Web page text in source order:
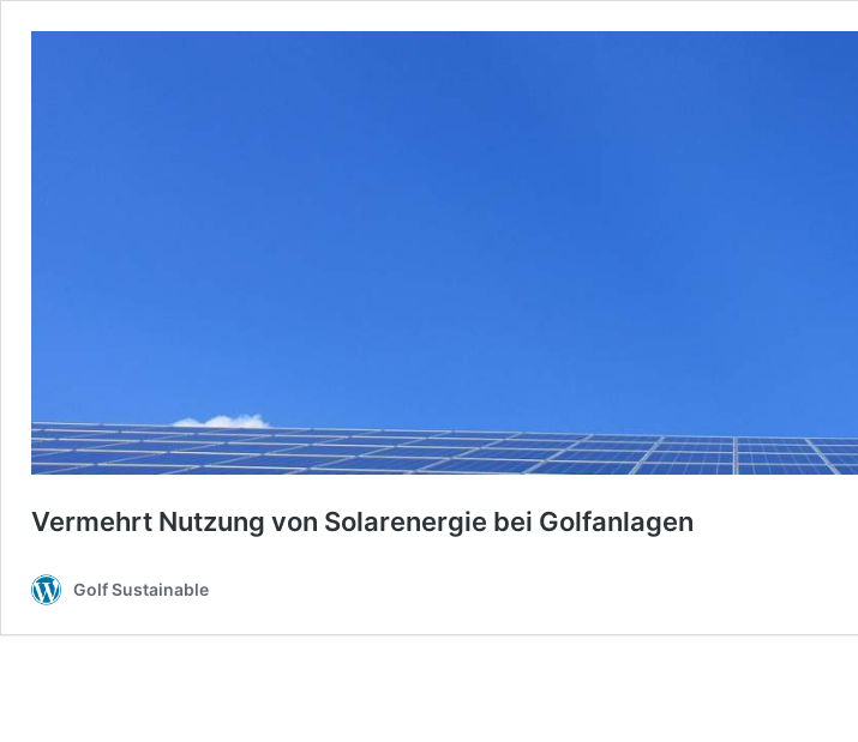
Vermehrt Nutzung von Solarenergie bei Golfanlagen
Golf Sustainable